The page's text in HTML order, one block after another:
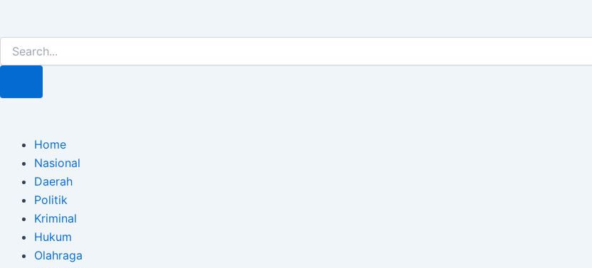
kontenSearch
Home
Nasional
Daerah
Politik
Kriminal
Hukum
Olahraga